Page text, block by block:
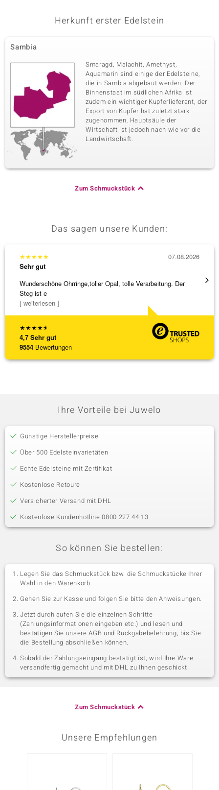
Herkunft erster Edelstein
Sambia
Smaragd, Malachit, Amethyst,
Aquamarin sind einige der Edelsteine,
die in Sambia abgebaut werden. Der
Binnenstaat im südlichen Afrika ist
zudem ein wichtiger Kupferlieferant, der
Export von Kupfer hat zuletzt stark
zugenommen. Hauptsäule der
Wirtschaft ist jedoch nach wie vor die
Landwirtschaft.
Zum Schmuckstück
Das sagen unsere Kunden:
★★★★★
4,7 Sehr gut
9554 Bewertungen
★★★★★
Sehr gut
Wunderschöne Ohrringe,toller Opal, tolle Verarbeitung. Der
Steg ist e
[ weiterlesen ]
07.08.2026
Eine
Ihre Vorteile bei Juwelo
Günstige Herstellerpreise
Über 500 Edelsteinvarietäten
Echte Edelsteine mit Zertifikat
Kostenlose Retoure
Versicherter Versand mit DHL
Kostenlose Kundenhotline 0800 227 44 13
So können Sie bestellen:
Legen Sie das Schmuckstück bzw. die Schmuckstücke Ihrer
Wahl in den Warenkorb.
Gehen Sie zur Kasse und folgen Sie bitte den Anweisungen.
Jetzt durchlaufen Sie die einzelnen Schritte
(Zahlungsinformationen eingeben etc.) und lesen und
bestätigen Sie unsere AGB und Rückgabebelehrung, bis Sie
die Bestellung abschließen können.
Sobald der Zahlungseingang bestätigt ist, wird Ihre Ware
versandfertig gemacht und mit DHL zu Ihnen geschickt.
Zum Schmuckstück
Unsere Empfehlungen